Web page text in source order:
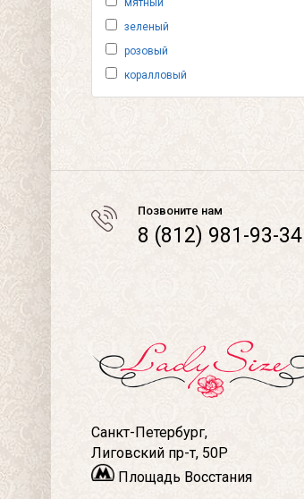
мятный
зеленый
розовый
коралловый
Позвоните нам
8 (812) 981-93-34
Санкт-Петербург,
Лиговский пр-т, 50Р
Площадь Восстания